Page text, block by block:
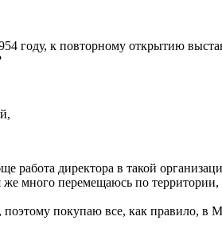
году, к повторному открытию
директора в такой
много перемещаюсь по территории,
покупаю все, как правило,